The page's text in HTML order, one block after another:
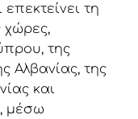
τη
χώρες,
της
Αλβανίας, της
και
μέσω